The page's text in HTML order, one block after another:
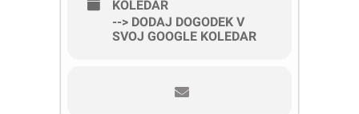
KOLEDAR
--> DODAJ DOGODEK V
SVOJ GOOGLE KOLEDAR